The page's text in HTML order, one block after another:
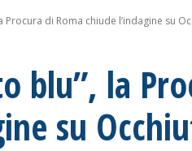
di Roma chiude l’indagine su
blu”, la
su